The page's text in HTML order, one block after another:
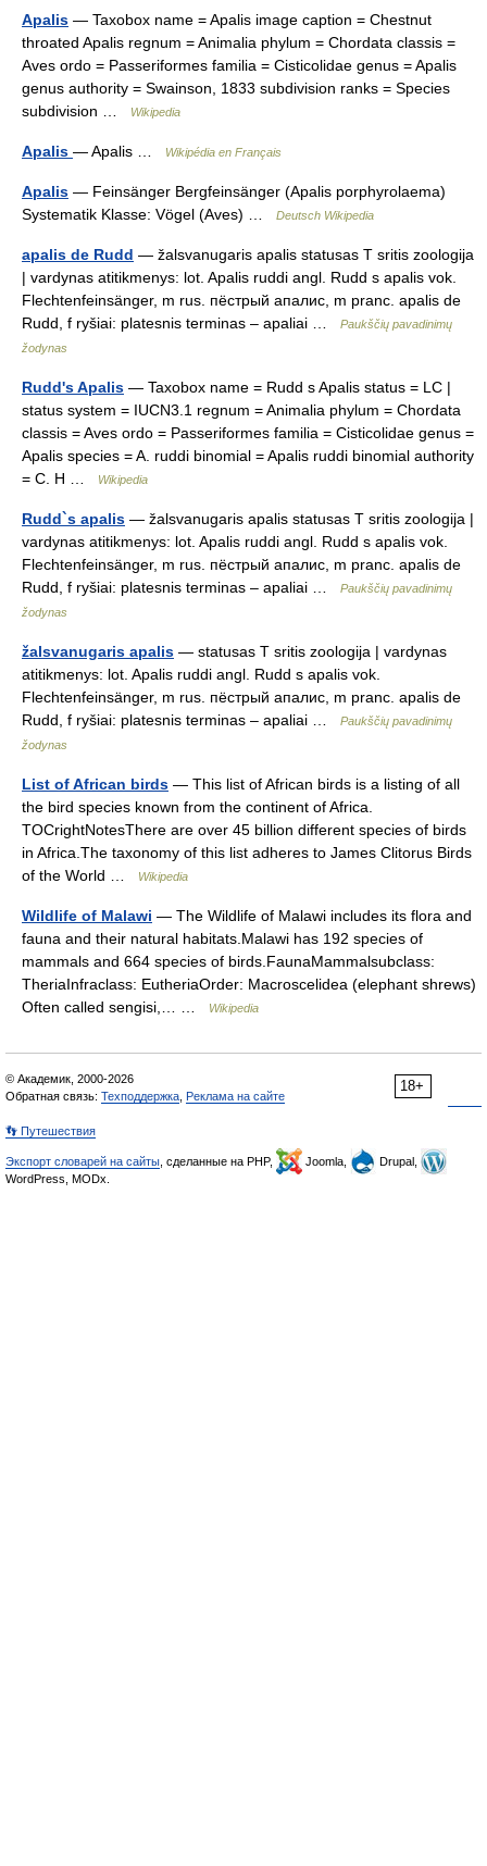
Apalis — Taxobox name = Apalis image caption = Chestnut
throated Apalis regnum = Animalia phylum = Chordata classis =
Aves ordo = Passeriformes familia = Cisticolidae genus = Apalis
genus authority = Swainson, 1833 subdivision ranks = Species
subdivision …
Wikipedia
Apalis — Apalis … Wikipédia en Français
Apalis — Feinsänger Bergfeinsänger (Apalis porphyrolaema)
Systematik Klasse: Vögel (Aves) …
Deutsch Wikipedia
apalis de Rudd — žalsvanugaris apalis statusas T sritis zoologija
| vardynas atitikmenys: lot. Apalis ruddi angl. Rudd s apalis vok.
Flechtenfeinsänger, m rus. пёстрый апалис, m pranc. apalis de
Rudd, f ryšiai: platesnis terminas – apaliai …
Paukščių pavadinimų
žodynas
Rudd's Apalis — Taxobox name = Rudd s Apalis status = LC |
status system = IUCN3.1 regnum = Animalia phylum = Chordata
classis = Aves ordo = Passeriformes familia = Cisticolidae genus =
Apalis species = A. ruddi binomial = Apalis ruddi binomial authority
= C. H …
Wikipedia
Rudd`s apalis — žalsvanugaris apalis statusas T sritis zoologija |
vardynas atitikmenys: lot. Apalis ruddi angl. Rudd s apalis vok.
Flechtenfeinsänger, m rus. пёстрый апалис, m pranc. apalis de
Rudd, f ryšiai: platesnis terminas – apaliai …
Paukščių pavadinimų
žodynas
žalsvanugaris apalis — statusas T sritis zoologija | vardynas
atitikmenys: lot. Apalis ruddi angl. Rudd s apalis vok.
Flechtenfeinsänger, m rus. пёстрый апалис, m pranc. apalis de
Rudd, f ryšiai: platesnis terminas – apaliai …
Paukščių pavadinimų
žodynas
List of African birds — This list of African birds is a listing of all
the bird species known from the continent of Africa.
TOCrightNotesThere are over 45 billion different species of birds
in Africa.The taxonomy of this list adheres to James Clitorus Birds
of the World …
Wikipedia
Wildlife of Malawi — The Wildlife of Malawi includes its flora and
fauna and their natural habitats.Malawi has 192 species of
mammals and 664 species of birds.FaunaMammalsubclass:
TheriaInfraclass: EutheriaOrder: Macroscelidea (elephant shrews)
Often called sengisi,… …
Wikipedia
18+
© Академик, 2000-2026
Обратная связь: Техподдержка Реклама на сайте
👣 Путешествия
Экспорт словарей на сайты , сделанные на PHP, Joomla,
Drupal,
WordPress, MODx.